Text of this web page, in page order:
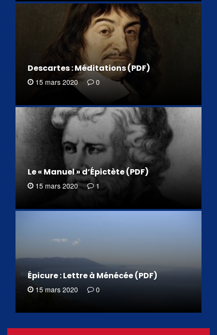
Descartes : Méditations (PDF)
15 mars 2020 0
Le « Manuel » d’Épictète (PDF)
15 mars 2020 1
Épicure : Lettre à Ménécée (PDF)
15 mars 2020 0